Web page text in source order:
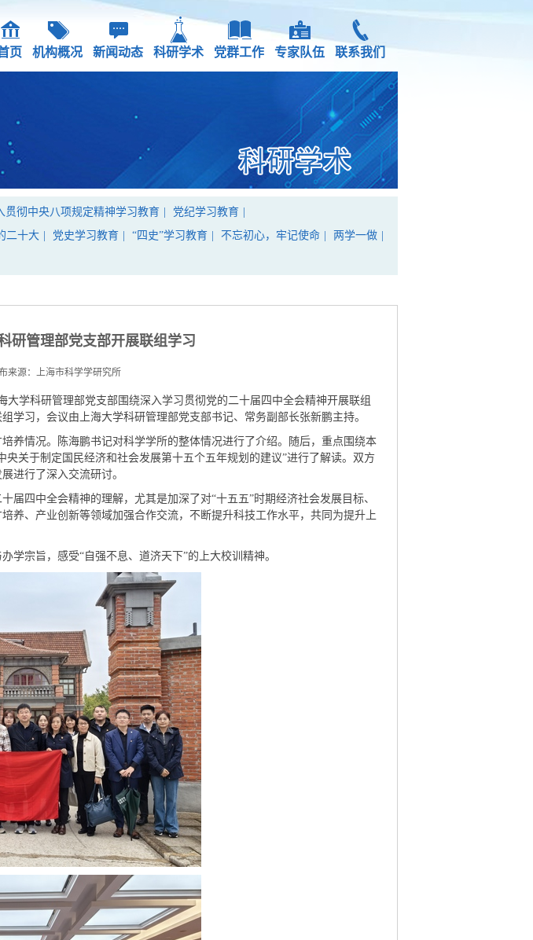
页 机构概况 新闻动态 科研学术 党群工作 专家队伍 联系我们
贯彻中央八项规定精神学习教育 党纪学习教育
二十大 党史学习教育 “四史”学习教育 不忘初心，牢记使命 两学一做
研管理部党支部开展联组学习
来源：上海市科学学研究所
学科研管理部党支部围绕深入学习贯彻党的二十届四中全会精神开展联组
习，会议由上海大学科研管理部党支部书记、常务副部长张新鹏主持。
情况。陈海鹏书记对科学学所的整体情况进行了介绍。随后，重点围绕本
关于制定国民经济和社会发展第十五个五年规划的建议”进行了解读。双方
进行了深入交流研讨。
四中全会精神的理解，尤其是加深了对“十五五”时期经济社会发展目标、
养、产业创新等领域加强合作交流，不断提升科技工作水平，共同为提升上
宗旨，感受“自强不息、道济天下”的上大校训精神。